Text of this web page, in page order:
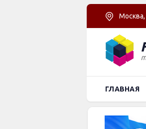
Москва,
ГЛАВНАЯ